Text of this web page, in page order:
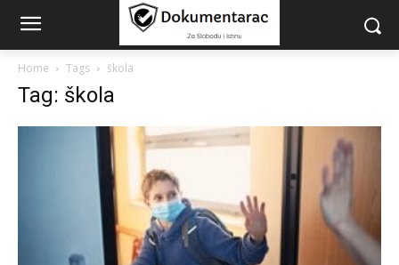
Home Tags škola
Tag: škola